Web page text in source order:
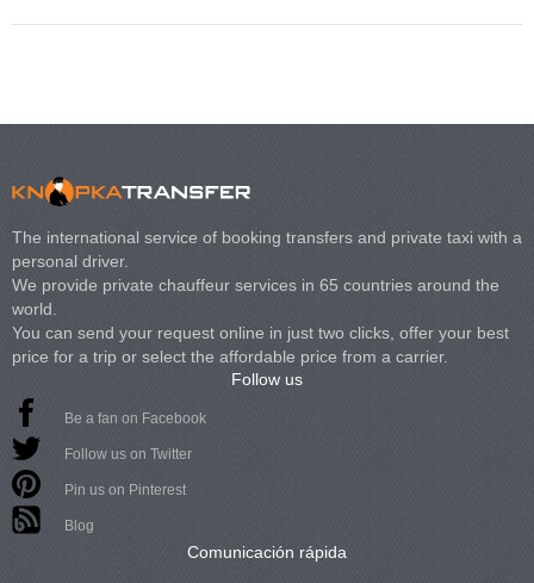
The international service of booking transfers and private taxi with a
personal driver.
We provide private chauffeur services in 65 countries around the
world.
You can send your request online in just two clicks, offer your best
price for a trip or select the affordable price from a carrier.
Follow us
Be a fan on Facebook
Follow us on Twitter
Pin us on Pinterest
Blog
Comunicación rápida